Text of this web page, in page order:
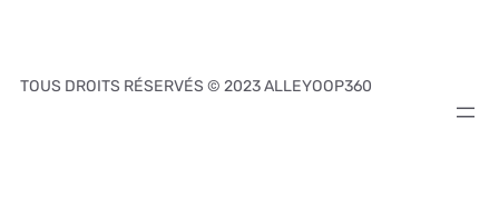
TOUS DROITS RÉSERVÉS © 2023 ALLEYOOP360